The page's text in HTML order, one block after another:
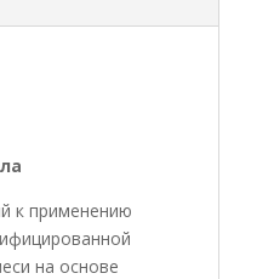
к применению
на основе